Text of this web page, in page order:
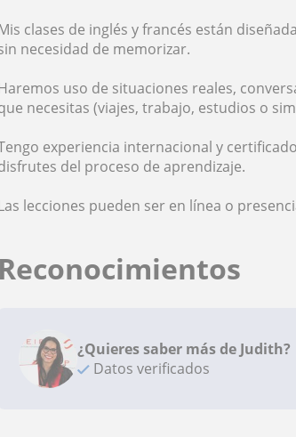
clases de inglés y francés están
necesidad de memorizar.
uso de situaciones reales,
necesitas (viajes, trabajo, estudios o
experiencia internacional y
del proceso de aprendizaje.
lecciones pueden ser en línea o
Reconocimientos
¿Quieres saber más de Judith?
Datos verificados